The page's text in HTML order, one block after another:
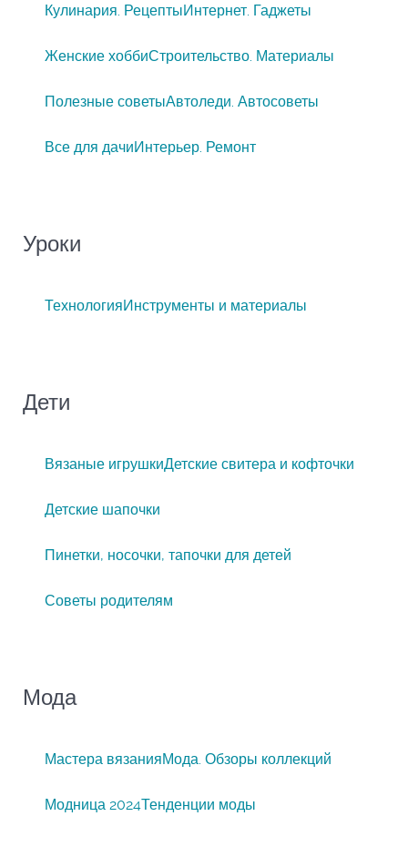
Кулинария. РецептыИнтернет. Гаджеты
Женские хоббиСтроительство. Материалы
Полезные советыАвтоледи. Автосоветы
Все для дачиИнтерьер. Ремонт
Уроки
ТехнологияИнструменты и материалы
Дети
Вязаные игрушкиДетские свитера и кофточки
Детские шапочки
Пинетки, носочки, тапочки для детей
Советы родителям
Мода
Мастера вязанияМода. Обзоры коллекций
Модница 2024Тенденции моды